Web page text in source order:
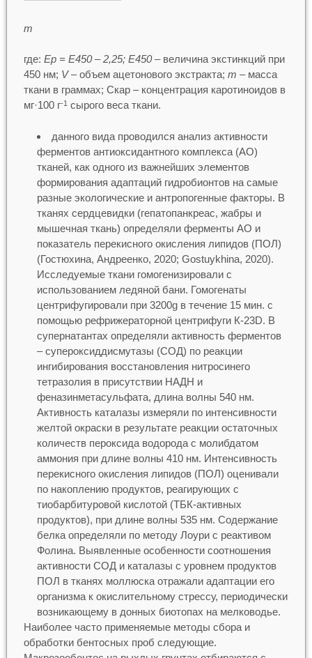
m
где: Ер = Е450–2,25; Е450– величина экстинкций при
450 нм; V– объем ацетонового экстракта; m – масса
ткани в граммах; Скар – концентрация каротиноидов в
мг·100 г-1 сырого веса ткани.
данного вида проводился анализ активности
ферментов антиоксидантного комплекса (АО)
тканей, как одного из важнейших элементов
формирования адаптаций гидробионтов на самые
разные экологические и антропогенные факторы. В
тканях сердцевидки (гепатопанкреас, жабры и
мышечная ткань) определяли ферменты АО и
показатель перекисного окисления липидов (ПОЛ)
(Гостюхина, Андреенко, 2020; Gostuykhina, 2020).
Исследуемые ткани гомогенизировали с
использованием ледяной бани. Гомогенаты
центрифугировали при 3200g в течение 15 мин. с
помощью рефрижераторной центрифуги К-23D. В
супернатантах определяли активность ферментов
– супероксиддисмутазы (СОД) по реакции
ингибирования восстановления нитросинего
тетразолия в присутствии НАДН и
феназинметасульфата, длина волны 540 нм.
Активность каталазы измеряли по интенсивности
желтой окраски в результате реакции остаточных
количеств пероксида водорода с молибдатом
аммония при длине волны 410 нм. Интенсивность
перекисного окисления липидов (ПОЛ) оценивали
по накоплению продуктов, реагирующих с
тиобарбитуровой кислотой (ТБК-активных
продуктов), при длине волны 535 нм. Содержание
белка определяли по методу Лоури с реактивом
Фолина. Выявленные особенности соотношения
активности СОД и каталазы с уровнем продуктов
ПОЛ в тканях моллюска отражали адаптации его
организма к окислительному стрессу, периодически
возникающему в донных биотопах на мелководье.
Наиболее часто применяемые методы сбора и
обработки бентосных проб следующие.